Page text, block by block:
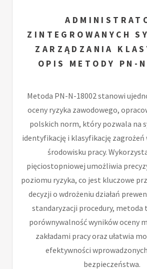
ZINTEGROWANYCH
ZARZĄDZANIA
OPIS METODY PN-
Metoda PN-N-18002 stanowi
oceny ryzyka zawodowego,
polskich norm, który pozwala na
identyfikację i klasyfikację zagrożeń
środowisku pracy.
pięciostopniowej umożliwia
poziomu ryzyka, co jest kluczowe
decyzji o wdrożeniu działań
standaryzacji procedury, metoda
porównywalność wyników oceny
zakładami pracy oraz ułatwia
efektywności
bezpieczeństwa.